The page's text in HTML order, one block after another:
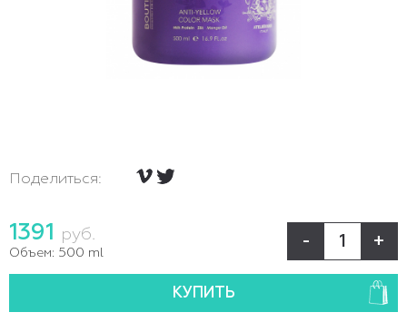
Поделиться:
1391 руб.
Объем: 500 ml
- +
КУПИТЬ